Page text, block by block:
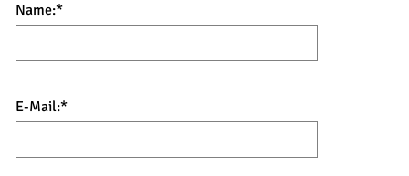
Name:*
E-Mail:*